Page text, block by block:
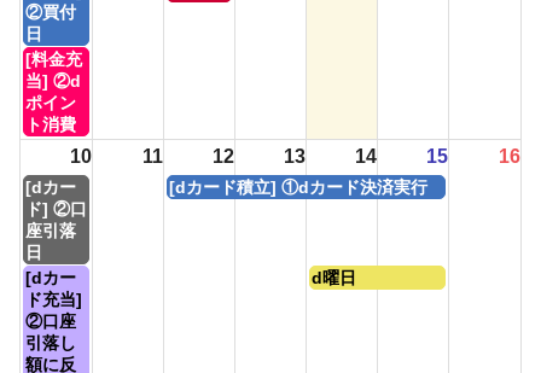
日,
8
月
3rd
2026
②買付
日
月
曜
日,
8
月
2026
[料金充
当] ②d
ポイン
ト消費
10 11 12 13 14 15 16
月
曜
日,
8
月
10th
2026
[dカー
ド] ②口
座引落
日
水
[dカード積立] ①dカード決済実行
月
曜
日,
8
月
[dカー
ド充当]
②口座
引落し
額に反
金
d曜日